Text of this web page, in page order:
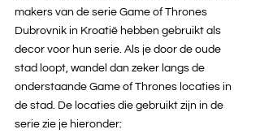
makers van de serie Game of Thrones
Dubrovnik in Kroatië hebben gebruikt als
decor voor hun serie. Als je door de oude
stad loopt, wandel dan zeker langs de
onderstaande Game of Thrones locaties in
de stad. De locaties die gebruikt zijn in de
serie zie je hieronder: